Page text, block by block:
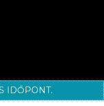
IDŐPONT.